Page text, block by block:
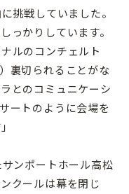
挑戦していました。
っかりしています。
ルのコンチェルト
裏切られることがな
とのコミュニケーシ
ートのように会場を
ンポートホール高松
クールは幕を閉じ